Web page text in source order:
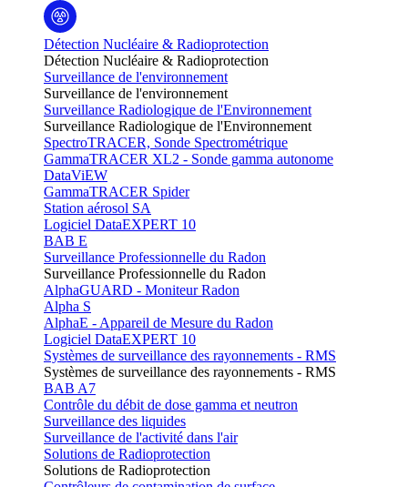
Détection Nucléaire & Radioprotection
Détection Nucléaire & Radioprotection
Surveillance de l'environnement
Surveillance de l'environnement
Surveillance Radiologique de l'Environnement
Surveillance Radiologique de l'Environnement
SpectroTRACER, Sonde Spectrométrique
GammaTRACER XL2 - Sonde gamma autonome
DataViEW
GammaTRACER Spider
Station aérosol SA
Logiciel DataEXPERT 10
BAB E
Surveillance Professionnelle du Radon
Surveillance Professionnelle du Radon
AlphaGUARD - Moniteur Radon
Alpha S
AlphaE - Appareil de Mesure du Radon
Logiciel DataEXPERT 10
Systèmes de surveillance des rayonnements - RMS
Systèmes de surveillance des rayonnements - RMS
BAB A7
Contrôle du débit de dose gamma et neutron
Surveillance des liquides
Surveillance de l'activité dans l'air
Solutions de Radioprotection
Solutions de Radioprotection